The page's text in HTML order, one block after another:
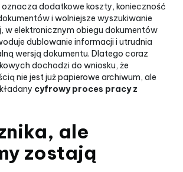
dodatkowe koszty, konieczność
i wolniejsze wyszukiwanie
w elektronicznym obiegu dokumentów
dublowanie informacji i utrudnia
wersją dokumentu. Dlatego coraz
dochodzi do wniosku, że
nie jest już papierowe archiwum, ale
cyfrowy proces pracy z
ale
zostają